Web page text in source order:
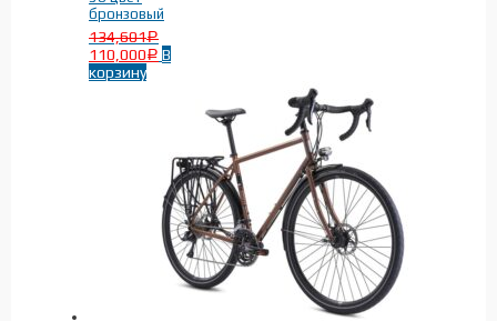
бронзовый
134,601Р
110,000 Р В
корзину